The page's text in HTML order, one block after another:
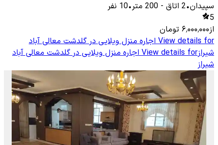
سپیدان•
2 اتاق -
200 متر•
10 نفر
5
از۶٬۰۰۰٬۰۰۰ تومان
View details for اجاره منزل ویلایی در گلدشت معالی آباد
شیرازView details for اجاره منزل ویلایی در گلدشت معالی آباد
شیراز